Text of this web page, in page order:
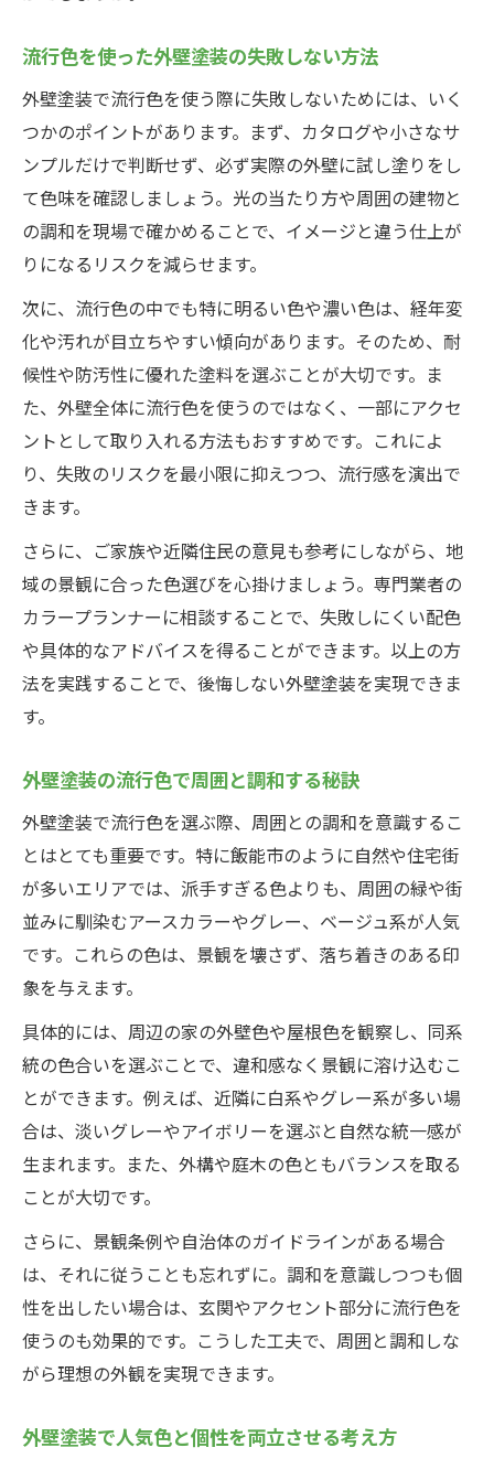
流行色を使った外壁塗装の失敗しない方法
外壁塗装で流行色を使う際に失敗しないためには、いく
つかのポイントがあります。まず、カタログや小さなサ
ンプルだけで判断せず、必ず実際の外壁に試し塗りをし
て色味を確認しましょう。光の当たり方や周囲の建物と
の調和を現場で確かめることで、イメージと違う仕上が
りになるリスクを減らせます。
次に、流行色の中でも特に明るい色や濃い色は、経年変
化や汚れが目立ちやすい傾向があります。そのため、耐
候性や防汚性に優れた塗料を選ぶことが大切です。ま
た、外壁全体に流行色を使うのではなく、一部にアクセ
ントとして取り入れる方法もおすすめです。これによ
り、失敗のリスクを最小限に抑えつつ、流行感を演出で
きます。
さらに、ご家族や近隣住民の意見も参考にしながら、地
域の景観に合った色選びを心掛けましょう。専門業者の
カラープランナーに相談することで、失敗しにくい配色
や具体的なアドバイスを得ることができます。以上の方
法を実践することで、後悔しない外壁塗装を実現できま
す。
外壁塗装の流行色で周囲と調和する秘訣
外壁塗装で流行色を選ぶ際、周囲との調和を意識するこ
とはとても重要です。特に飯能市のように自然や住宅街
が多いエリアでは、派手すぎる色よりも、周囲の緑や街
並みに馴染むアースカラーやグレー、ベージュ系が人気
です。これらの色は、景観を壊さず、落ち着きのある印
象を与えます。
具体的には、周辺の家の外壁色や屋根色を観察し、同系
統の色合いを選ぶことで、違和感なく景観に溶け込むこ
とができます。例えば、近隣に白系やグレー系が多い場
合は、淡いグレーやアイボリーを選ぶと自然な統一感が
生まれます。また、外構や庭木の色ともバランスを取る
ことが大切です。
さらに、景観条例や自治体のガイドラインがある場合
は、それに従うことも忘れずに。調和を意識しつつも個
性を出したい場合は、玄関やアクセント部分に流行色を
使うのも効果的です。こうした工夫で、周囲と調和しな
がら理想の外観を実現できます。
外壁塗装で人気色と個性を両立させる考え方